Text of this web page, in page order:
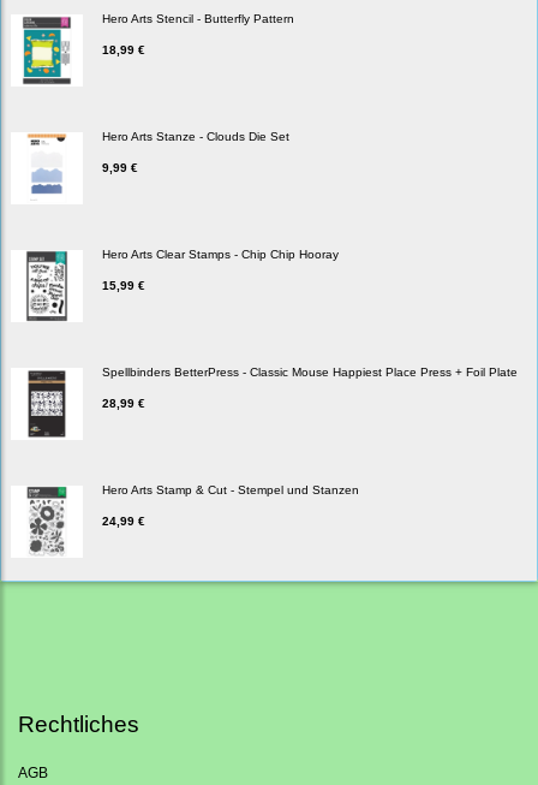
Hero Arts Stencil - Butterfly Pattern
18,99 €
Hero Arts Stanze - Clouds Die Set
9,99 €
Hero Arts Clear Stamps - Chip Chip Hooray
15,99 €
Spellbinders BetterPress - Classic Mouse Happiest Place Press + Foil Plate
28,99 €
Hero Arts Stamp & Cut - Stempel und Stanzen
24,99 €
Rechtliches
AGB